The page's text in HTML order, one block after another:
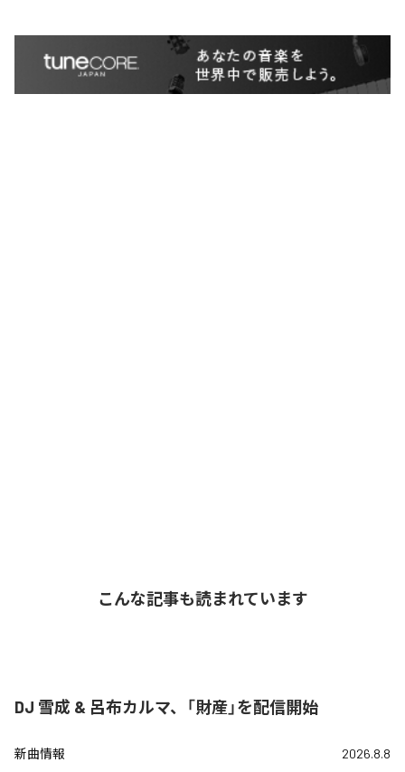
こんな記事も読まれています
DJ 雪成 & 呂布カルマ、「財産」を配信開始
新曲情報 2026.8.8